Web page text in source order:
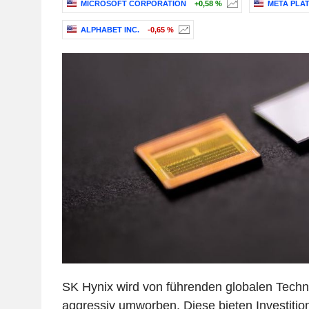
MICROSOFT CORPORATION +0,58 % META
ALPHABET INC. -0,65 %
SK Hynix wird von führenden globalen
aggressiv umworben. Diese bieten